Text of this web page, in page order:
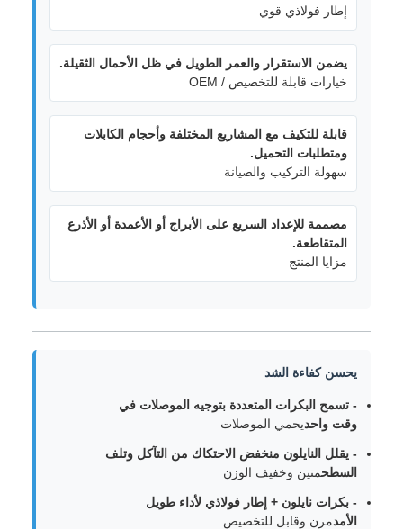
إطار فولاذي قوي
يضمن الاستقرار والعمر الطويل في ظل الأحمال الثقيلة.
خيارات قابلة للتخصيص / OEM
قابلة للتكيف مع المشاريع المختلفة وأحجام الكابلات
ومتطلبات التحميل.
سهولة التركيب والصيانة
مصممة للإعداد السريع على الأبراج أو الأعمدة أو الأذرع
المتقاطعة.
مزايا المنتج
يحسن كفاءة الشد
- تسمح البكرات المتعددة بتوجيه الموصلات في
وقت واحديحمي الموصلات
- يقلل النايلون منخفض الاحتكاك من التآكل وتلف
السطحمتين وخفيف الوزن
- بكرات نايلون + إطار فولاذي لأداء طويل
مرن وقابل للتخصيص